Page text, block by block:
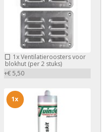
1xVentilatieroosters voor
blokhut (per 2 stuks)
+€ 5,50
1x